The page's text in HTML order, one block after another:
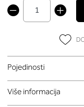
Pojedinosti
Više informacija